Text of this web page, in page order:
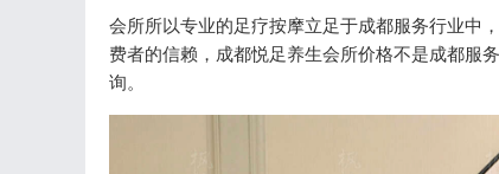
会所所以专业的足疗按摩立足于成都服务行业中
费者的信赖，成都悦足养生会所价格不是成都服
询。